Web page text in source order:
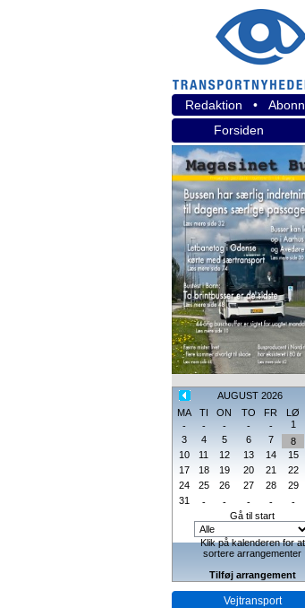
Redaktion •
Forsiden
AUGUST 2026
MA
TI ON TO FR LØ
-
- - - - 1
3
4 5 6 7 8
10
11 12 13 14 15
17
18 19 20 21 22
24
25 26 27 28 29
31
- - - - -
Gå til start
Klik på kalenderen for at
sortere arrangementer
Tilføj arrangement
Vejtransport